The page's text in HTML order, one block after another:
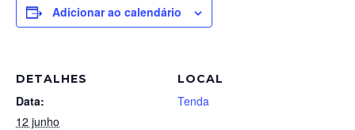
Adicionar ao calendário
DETALHES
Data:
12 junho
LOCAL
Tenda